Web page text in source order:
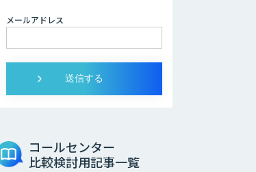
メールアドレス
コールセンター
比較検討用記事一覧